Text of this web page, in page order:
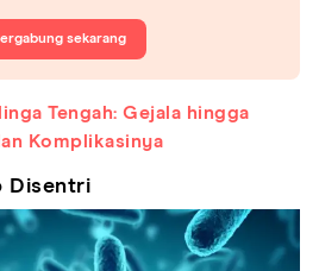
sekarang
Tengah: Gejala hingga
Komplikasinya
Disentri